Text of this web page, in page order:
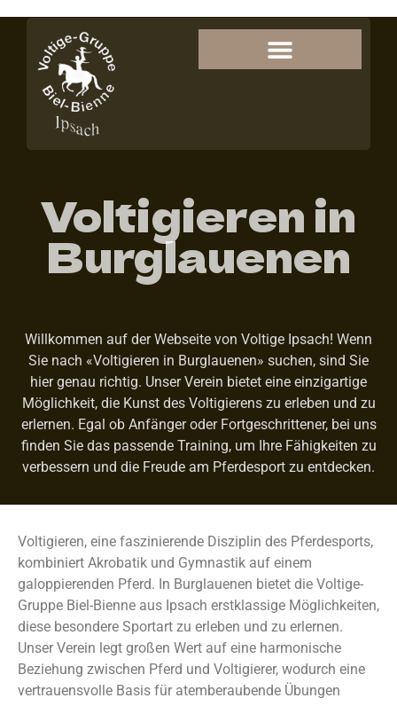
Voltigieren in
Burglauenen
Willkommen auf der Webseite von Voltige Ipsach! Wenn
Sie nach «Voltigieren in Burglauenen» suchen, sind Sie
hier genau richtig. Unser Verein bietet eine einzigartige
Möglichkeit, die Kunst des Voltigierens zu erleben und zu
erlernen. Egal ob Anfänger oder Fortgeschrittener, bei uns
finden Sie das passende Training, um Ihre Fähigkeiten zu
verbessern und die Freude am Pferdesport zu entdecken.
Voltigieren, eine faszinierende Disziplin des Pferdesports,
kombiniert Akrobatik und Gymnastik auf einem
galoppierenden Pferd. In Burglauenen bietet die Voltige-
Gruppe Biel-Bienne aus Ipsach erstklassige Möglichkeiten,
diese besondere Sportart zu erleben und zu erlernen.
Unser Verein legt großen Wert auf eine harmonische
Beziehung zwischen Pferd und Voltigierer, wodurch eine
vertrauensvolle Basis für atemberaubende Übungen